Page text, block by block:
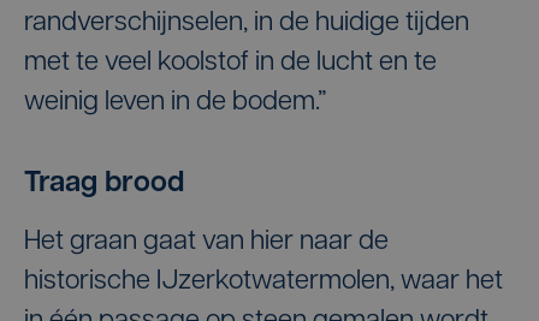
randverschijnselen, in de huidige tijden
met te veel koolstof in de lucht en te
weinig leven in de bodem.”
Traag brood
Het graan gaat van hier naar de
historische IJzerkotwatermolen, waar het